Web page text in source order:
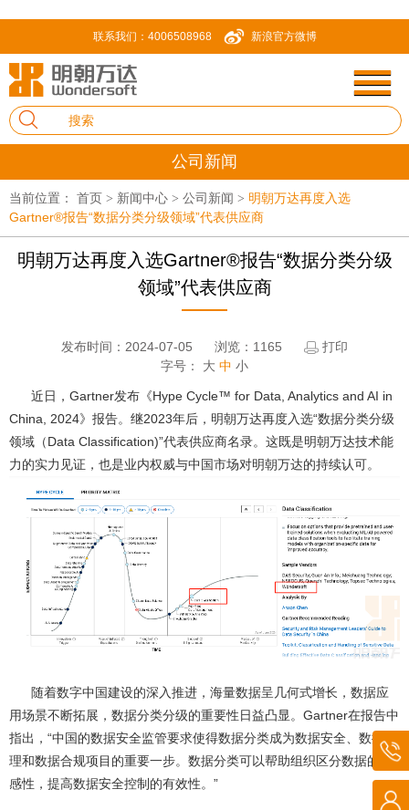
联系我们：4006508968 新浪官方微博
公司新闻
当前位置： 首页 > 新闻中心 > 公司新闻 > 明朝万达再度入选
Gartner®报告“数据分类分级领域”代表供应商
明朝万达再度入选Gartner®报告“数据分类分级
领域”代表供应商
发布时间：2024-07-05 浏览：1165
打印
字号： 大 中 小
近日，Gartner发布《Hype Cycle™ for Data, Analytics and AI in
China, 2024》报告。继2023年后，明朝万达再度入选“数据分类分级
领域（Data Classification)”代表供应商名录。这既是明朝万达技术能
力的实力见证，也是业内权威与中国市场对明朝万达的持续认可。
随着数字中国建设的深入推进，海量数据呈几何式增长，数据应
用场景不断拓展，数据分类分级的重要性日益凸显。Gartner在报告中
指出，“中国的数据安全监管要求使得数据分类成为数据安全、数据治
理和数据合规项目的重要一步。数据分类可以帮助组织区分数据的敏
感性，提高数据安全控制的有效性。”